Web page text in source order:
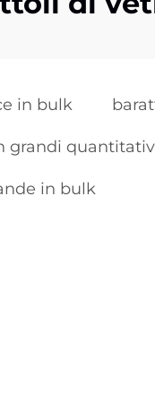
in bulk
grandi
in bulk